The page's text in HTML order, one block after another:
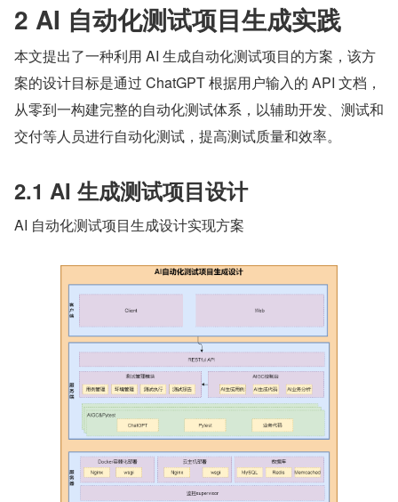
2 AI 自动化测试项目生成实践
本文提出了一种利用 AI 生成自动化测试项目的方案，该方
案的设计目标是通过 ChatGPT 根据用户输入的 API 文档，
从零到一构建完整的自动化测试体系，以辅助开发、测试和
交付等人员进行自动化测试，提高测试质量和效率。
2.1 AI 生成测试项目设计
AI 自动化测试项目生成设计实现方案